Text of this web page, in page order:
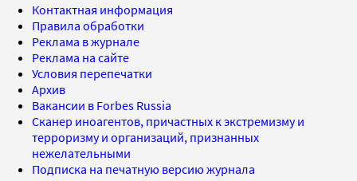
Контактная информация
Правила обработки
Реклама в журнале
Реклама на сайте
Условия перепечатки
Архив
Вакансии в Forbes Russia
Сканер иноагентов, причастных к экстремизму и
терроризму и организаций, признанных
нежелательными
Подписка на печатную версию журнала